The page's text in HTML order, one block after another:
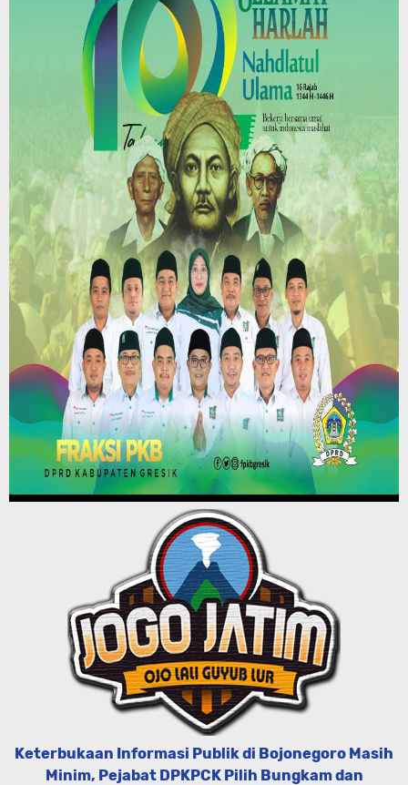
Keterbukaan Informasi Publik di Bojonegoro Masih
Minim, Pejabat DPKPCK Pilih Bungkam dan